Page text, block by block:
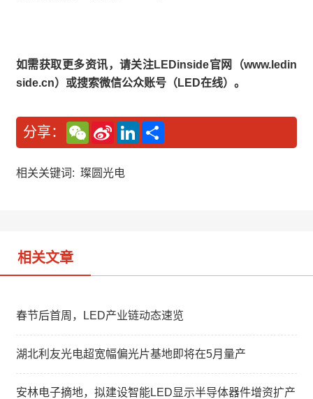
如需获取更多资讯，请关注LEDinside官网（www.ledin
side.cn）或搜索微信公众账号（LED在线）。
分享：
W
e
C
a
S
n
W
L
n
相关关键词: 璨圆光电
相关文章
春节后首周，LED产业链动态速览
湖北利友光电超宽幅偏光片基地即将在5月量产
安林电子摘地，拟建设智能LED显示半导体器件增资扩产